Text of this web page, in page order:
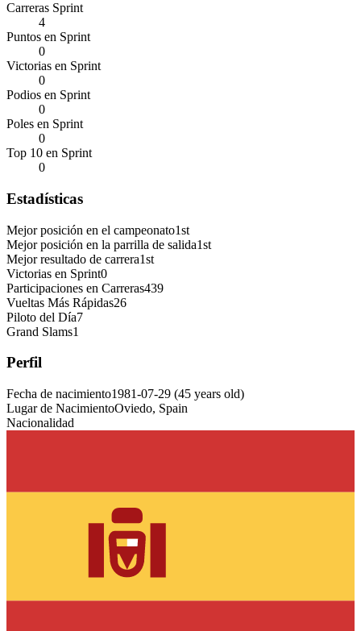
Carreras Sprint
4
Puntos en Sprint
0
Victorias en Sprint
0
Podios en Sprint
0
Poles en Sprint
0
Top 10 en Sprint
0
Estadísticas
Mejor posición en el campeonato1st
Mejor posición en la parrilla de salida1st
Mejor resultado de carrera1st
Victorias en Sprint0
Participaciones en Carreras439
Vueltas Más Rápidas26
Piloto del Día7
Grand Slams1
Perfil
Fecha de nacimiento1981-07-29 (45 years old)
Lugar de NacimientoOviedo, Spain
Nacionalidad